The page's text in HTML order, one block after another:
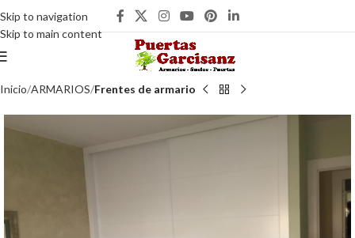
Skip to navigation
Skip to main content
Inicio ARMARIOS Frentes de armario